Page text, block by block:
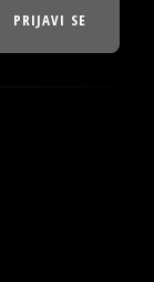
PRIJAVI SE